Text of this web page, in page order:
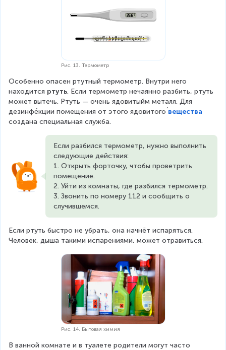
Рис. 13. Термометр
Особенно опасен ртутный термометр. Внутри него
находится ртуть. Если термометр нечаянно разбить, ртуть
может вытечь. Ртуть — очень ядовитыйм металл. Для
дезинфе́кции помещения от этого ядовитого вещества
создана специальная служба.
Если разбился термометр, нужно выполнить
следующие действия:
1. Открыть форточку, чтобы проветрить
помещение.
2. Уйти из комнаты, где разбился термометр.
3. Звонить по номеру 112 и сообщить о
случившемся.
Если ртуть быстро не убрать, она начнёт испаряться.
Человек, дыша такими испарениями, может отравиться.
Рис. 14. Бытовая химия
В ванной комнате и в туалете родители могут часто